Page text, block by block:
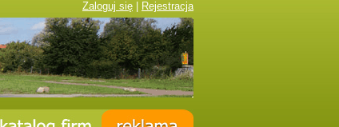
Zaloguj się Rejestracja